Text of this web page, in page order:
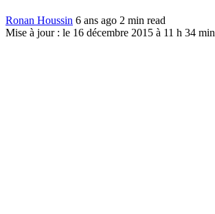
Ronan Houssin 6 ans ago 2 min read
Mise à jour : le 16 décembre 2015 à 11 h 34 min